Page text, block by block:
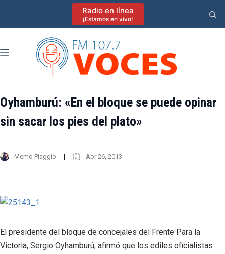
Radio en línea
¡Estamos en vivo!
Oyhamburú: «En el bloque se puede opinar
sin sacar los pies del plato»
Memo Piaggio Abr 26, 2013
El presidente del bloque de concejales del Frente Para la
Victoria, Sergio Oyhamburú, afirmó que los ediles oficialistas